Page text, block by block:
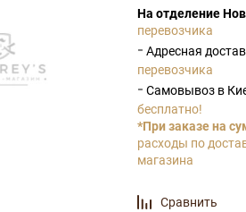
На отделение
перевозчика
- Адресная
перевозчика
- Самовывоз в
бесплатно!
*При заказе на
расходы по
магазина
Сравнить